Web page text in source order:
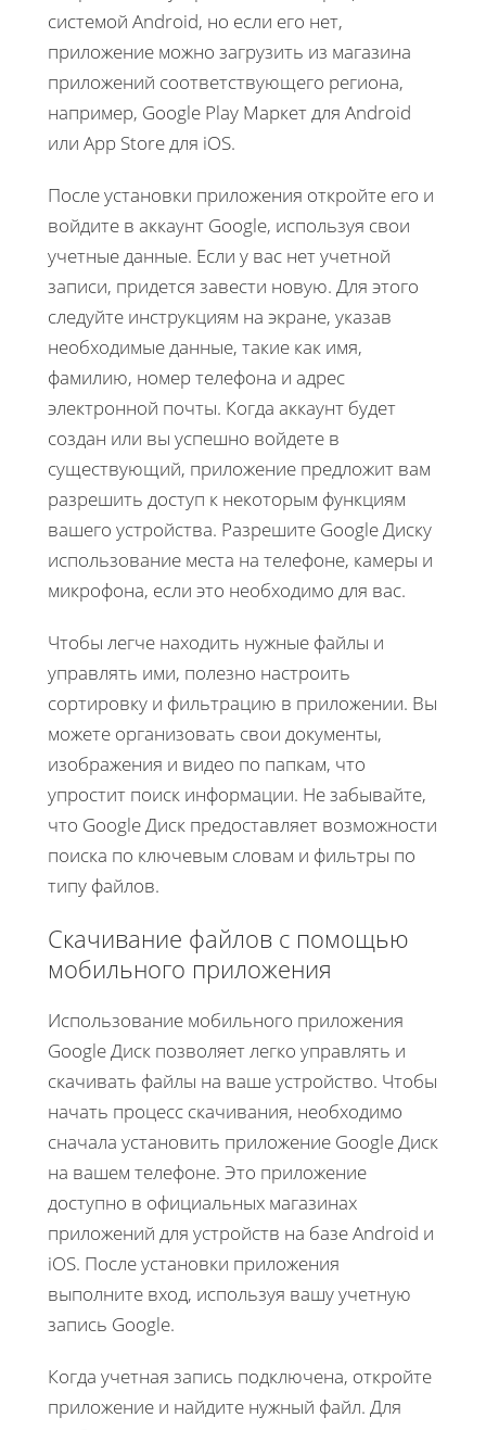
системой Android, но если его нет,
приложение можно загрузить из магазина
приложений соответствующего региона,
например, Google Play Маркет для Android
или App Store для iOS.
После установки приложения откройте его и
войдите в аккаунт Google, используя свои
учетные данные. Если у вас нет учетной
записи, придется завести новую. Для этого
следуйте инструкциям на экране, указав
необходимые данные, такие как имя,
фамилию, номер телефона и адрес
электронной почты. Когда аккаунт будет
создан или вы успешно войдете в
существующий, приложение предложит вам
разрешить доступ к некоторым функциям
вашего устройства. Разрешите Google Диску
использование места на телефоне, камеры и
микрофона, если это необходимо для вас.
Чтобы легче находить нужные файлы и
управлять ими, полезно настроить
сортировку и фильтрацию в приложении. Вы
можете организовать свои документы,
изображения и видео по папкам, что
упростит поиск информации. Не забывайте,
что Google Диск предоставляет возможности
поиска по ключевым словам и фильтры по
типу файлов.
Скачивание файлов с помощью
мобильного приложения
Использование мобильного приложения
Google Диск позволяет легко управлять и
скачивать файлы на ваше устройство. Чтобы
начать процесс скачивания, необходимо
сначала установить приложение Google Диск
на вашем телефоне. Это приложение
доступно в официальных магазинах
приложений для устройств на базе Android и
iOS. После установки приложения
выполните вход, используя вашу учетную
запись Google.
Когда учетная запись подключена, откройте
приложение и найдите нужный файл. Для